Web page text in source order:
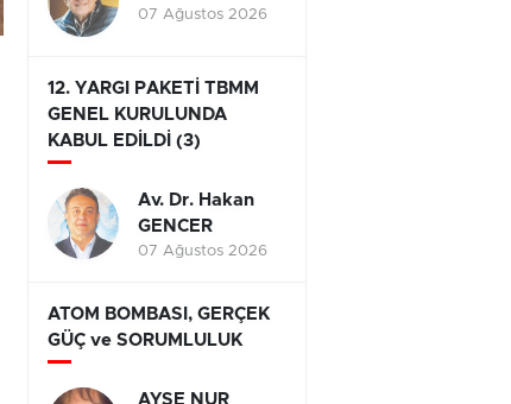
07 Ağustos 2026
12. YARGI PAKETİ TBMM
GENEL KURULUNDA
KABUL EDİLDİ (3)
Av. Dr. Hakan
GENCER
07 Ağustos 2026
ATOM BOMBASI, GERÇEK
GÜÇ ve SORUMLULUK
AYŞE NUR